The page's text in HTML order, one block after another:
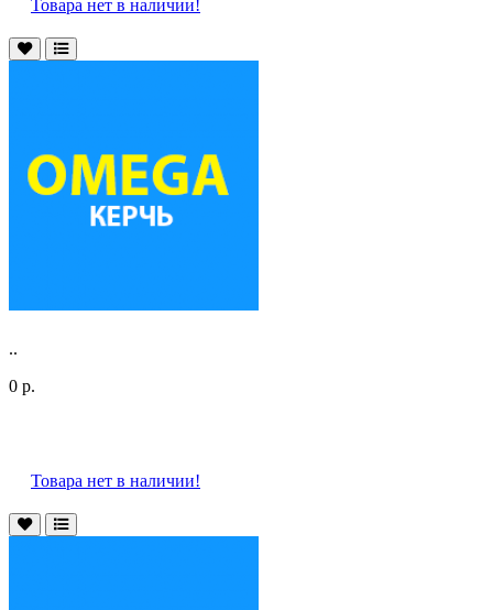
Товара нет в наличии!
..
0 р.
Товара нет в наличии!